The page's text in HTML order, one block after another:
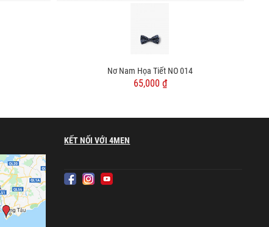
Nơ Nam Họa Tiết NO 014
65,000 ₫
KẾT NỐI VỚI 4MEN